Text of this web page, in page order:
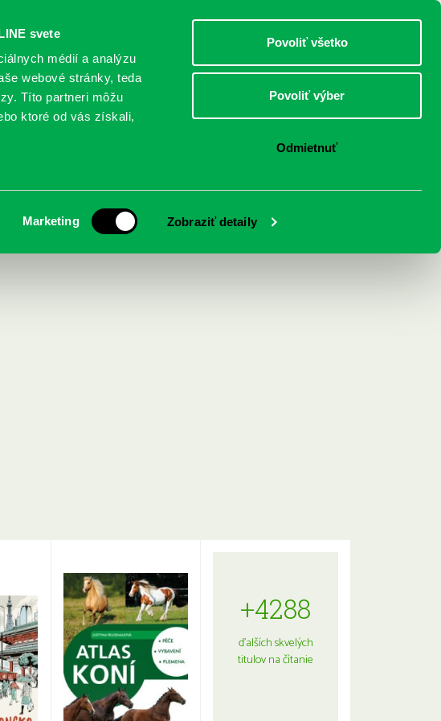
svete
médií a analýzu
webové stránky, teda
Títo partneri môžu
ktoré od vás získali,
Marketing Zobraziť detaily
Povoliť všetko
Povoliť výber
Odmietnuť
DOSPELÍ
O KNIŽNICI
o Lucrezii Borgia
+4288
ďalších skvelých
titulov na čítanie